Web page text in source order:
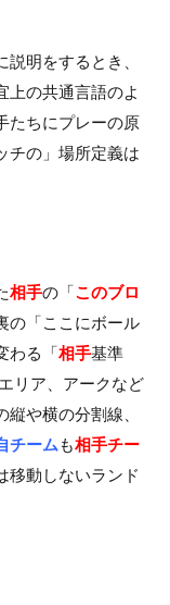
明をするとき、
上の共通言語のよ
たちにプレーの原
チの」場所定義は
相手の「このブロ
の「ここにボール
わる「相手基準
リア、アークなど
や横の分割線、
チームも相手チー
移動しないランド